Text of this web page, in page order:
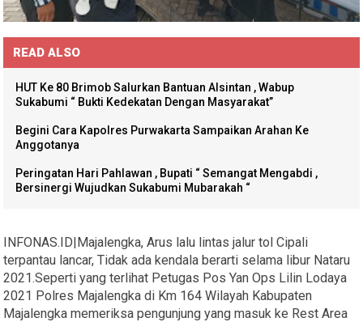
READ ALSO
HUT Ke 80 Brimob Salurkan Bantuan Alsintan , Wabup
Sukabumi “ Bukti Kedekatan Dengan Masyarakat”
Begini Cara Kapolres Purwakarta Sampaikan Arahan Ke
Anggotanya
Peringatan Hari Pahlawan , Bupati “ Semangat Mengabdi ,
Bersinergi Wujudkan Sukabumi Mubarakah “
INFONAS.ID|Majalengka, Arus lalu lintas jalur tol Cipali
terpantau lancar, Tidak ada kendala berarti selama libur Nataru
2021.Seperti yang terlihat Petugas Pos Yan Ops Lilin Lodaya
2021 Polres Majalengka di Km 164 Wilayah Kabupaten
Majalengka memeriksa pengunjung yang masuk ke Rest Area